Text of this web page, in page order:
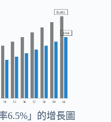
6.5%」的增長圖